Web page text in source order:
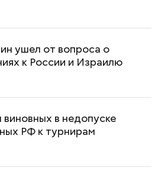
ушел от вопроса о
к России и Израилю
в недопуске
РФ к турнирам